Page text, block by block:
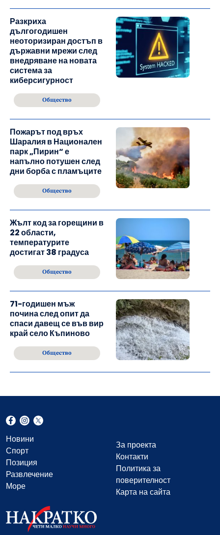
Разкриха
дългогодишен
неоторизиран достъп в
държавни мрежи след
внедряване на новата
система за
киберсигурност
Общество
Пожарът под връх
Шаралия в Национален
парк „Пирин“ е
напълно потушен след
дни борба с пламъците
Общество
Жълт код за горещини в
22 области,
температурите
достигат 38 градуса
Общество
71-годишен мъж
почина след опит да
спаси давещ се във вир
край село Къпиново
Общество
Новини
Спорт
Позиция
Развлечение
Море
За проекта
Контакти
Политика за
поверителност
Карта на сайта